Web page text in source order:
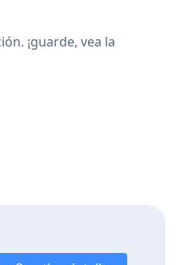
¡guarde, vea la